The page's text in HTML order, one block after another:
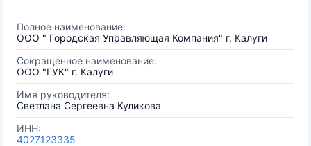
Полное наименование:
ООО " Городская Управляющая Компания" г. Калуги
Сокращенное наименование:
ООО "ГУК" г. Калуги
Имя руководителя:
Светлана Сергеевна Куликова
ИНН:
4027123335